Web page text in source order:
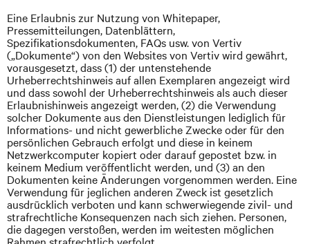
Eine Erlaubnis zur Nutzung von Whitepaper,
Pressemitteilungen, Datenblättern,
Spezifikationsdokumenten, FAQs usw. von Vertiv
(„Dokumente“) von den Websites von Vertiv wird gewährt,
vorausgesetzt, dass (1) der untenstehende
Urheberrechtshinweis auf allen Exemplaren angezeigt wird
und dass sowohl der Urheberrechtshinweis als auch dieser
Erlaubnishinweis angezeigt werden, (2) die Verwendung
solcher Dokumente aus den Dienstleistungen lediglich für
Informations- und nicht gewerbliche Zwecke oder für den
persönlichen Gebrauch erfolgt und diese in keinem
Netzwerkcomputer kopiert oder darauf gepostet bzw. in
keinem Medium veröffentlicht werden, und (3) an den
Dokumenten keine Änderungen vorgenommen werden. Eine
Verwendung für jeglichen anderen Zweck ist gesetzlich
ausdrücklich verboten und kann schwerwiegende zivil- und
strafrechtliche Konsequenzen nach sich ziehen. Personen,
die dagegen verstoßen, werden im weitesten möglichen